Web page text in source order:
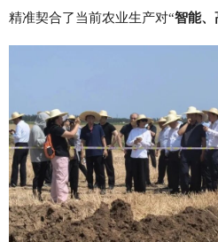
精准契合了当前农业生产对“智能、